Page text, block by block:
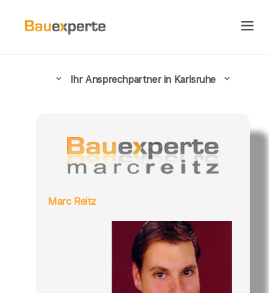
Ihr Ansprechpartner in Karlsruhe
Marc Reitz